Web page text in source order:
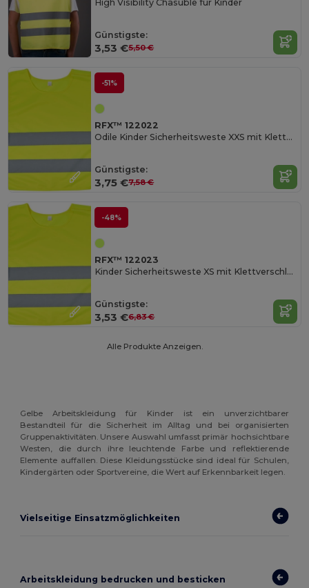
High Visibility Chasuble für Kinder
Günstigste:
3,53 €5,50 €
-51%
RFX™ 122022
Odile Kinder Sicherheitsweste XXS mit Klettverschluss
Günstigste:
3,75 €7,58 €
-48%
RFX™ 122023
Kinder Sicherheitsweste XS mit Klettverschluss
Günstigste:
3,53 €6,83 €
Alle Produkte Anzeigen.
Gelbe Arbeitskleidung für Kinder ist ein unverzichtbarer
Bestandteil für die Sicherheit im Alltag und bei organisierten
Gruppenaktivitäten. Unsere Auswahl umfasst primär hochsichtbare
Westen, die durch ihre leuchtende Farbe und reflektierende
Elemente auffallen. Diese Kleidungsstücke sind ideal für Schulen,
Kindergärten oder Sportvereine, die Wert auf Erkennbarkeit legen.
Vielseitige Einsatzmöglichkeiten
Arbeitskleidung bedrucken und besticken